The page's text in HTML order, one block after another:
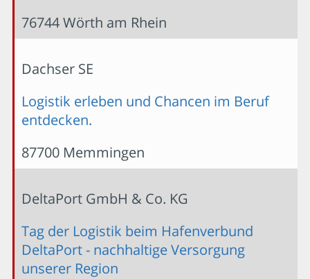
76744 Wörth am Rhein
Dachser SE
Logistik erleben und Chancen im Beruf
entdecken.
87700 Memmingen
DeltaPort GmbH & Co. KG
Tag der Logistik beim Hafenverbund
DeltaPort - nachhaltige Versorgung
unserer Region